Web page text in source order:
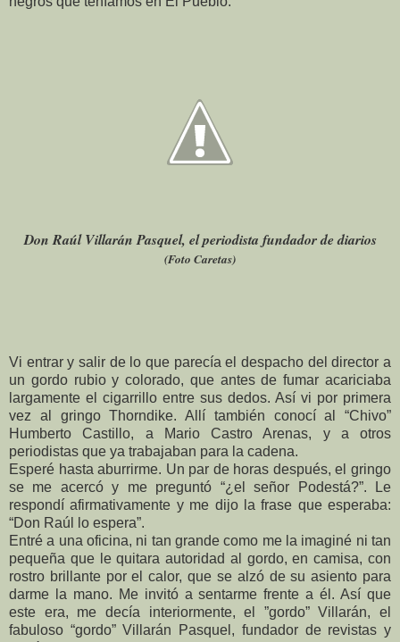
Don Raúl Villarán Pasquel, el periodista fundador de diarios
(Foto Caretas)
Vi entrar y salir de lo que parecía el despacho del director a
un gordo rubio y colorado, que antes de fumar acariciaba
largamente el cigarrillo entre sus dedos. Así vi por primera
vez al gringo Thorndike. Allí también conocí al “Chivo”
Humberto Castillo, a Mario Castro Arenas, y a otros
periodistas que ya trabajaban para la cadena.
Esperé hasta aburrirme. Un par de horas después, el gringo
se me acercó y me preguntó “¿el señor Podestá?”. Le
respondí afirmativamente y me dijo la frase que esperaba:
“Don Raúl lo espera”.
Entré a una oficina, ni tan grande como me la imaginé ni tan
pequeña que le quitara autoridad al gordo, en camisa, con
rostro brillante por el calor, que se alzó de su asiento para
darme la mano. Me invitó a sentarme frente a él. Así que
este era, me decía interiormente, el ”gordo” Villarán, el
fabuloso “gordo” Villarán Pasquel, fundador de revistas y